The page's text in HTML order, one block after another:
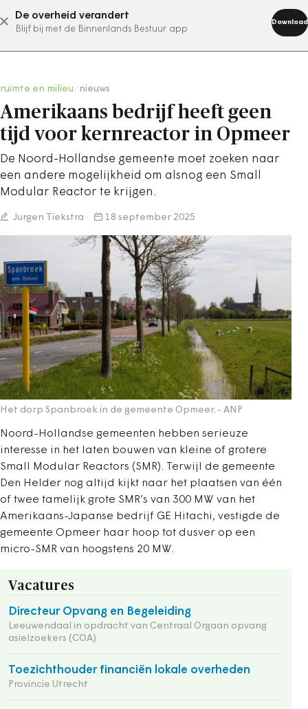
De overheid verandert
Blijf bij met de Binnenlands Bestuur app
Download
abonneer nu
ruimte en milieu nieuws
Amerikaans bedrijf heeft geen
tijd voor kernreactor in Opmeer
De Noord-Hollandse gemeente moet zoeken naar
een andere mogelijkheid om alsnog een Small
Modular Reactor te krijgen.
Jurgen Tiekstra 18 september 2025
Het dorp Spanbroek in de gemeente Opmeer. - ANP
Noord-Hollandse gemeenten hebben serieuze
interesse in het laten bouwen van kleine of grotere
Small Modular Reactors (SMR). Terwijl de gemeente
Den Helder nog altijd kijkt naar het plaatsen van één
of twee tamelijk grote SMR’s van 300 MW van het
Amerikaans-Japanse bedrijf GE Hitachi, vestigde de
gemeente Opmeer haar hoop tot dusver op een
micro-SMR van hoogstens 20 MW.
Vacatures
Directeur Opvang en Begeleiding
Leeuwendaal in opdracht van Centraal Orgaan opvang
asielzoekers (COA)
Toezichthouder financiën lokale overheden
Provincie Utrecht